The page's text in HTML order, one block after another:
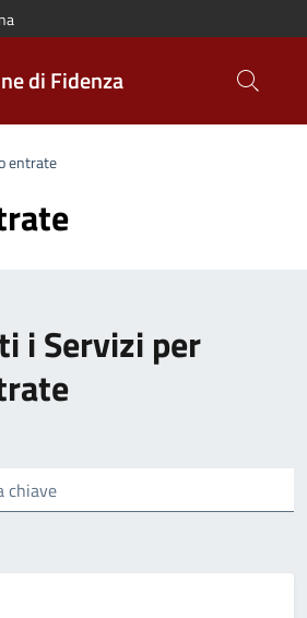
di Fidenza
entrate
i Servizi per